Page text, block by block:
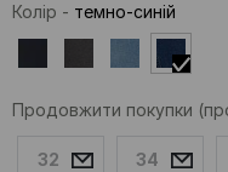
Колір - темно-синій
Продовжити покупки
32 34